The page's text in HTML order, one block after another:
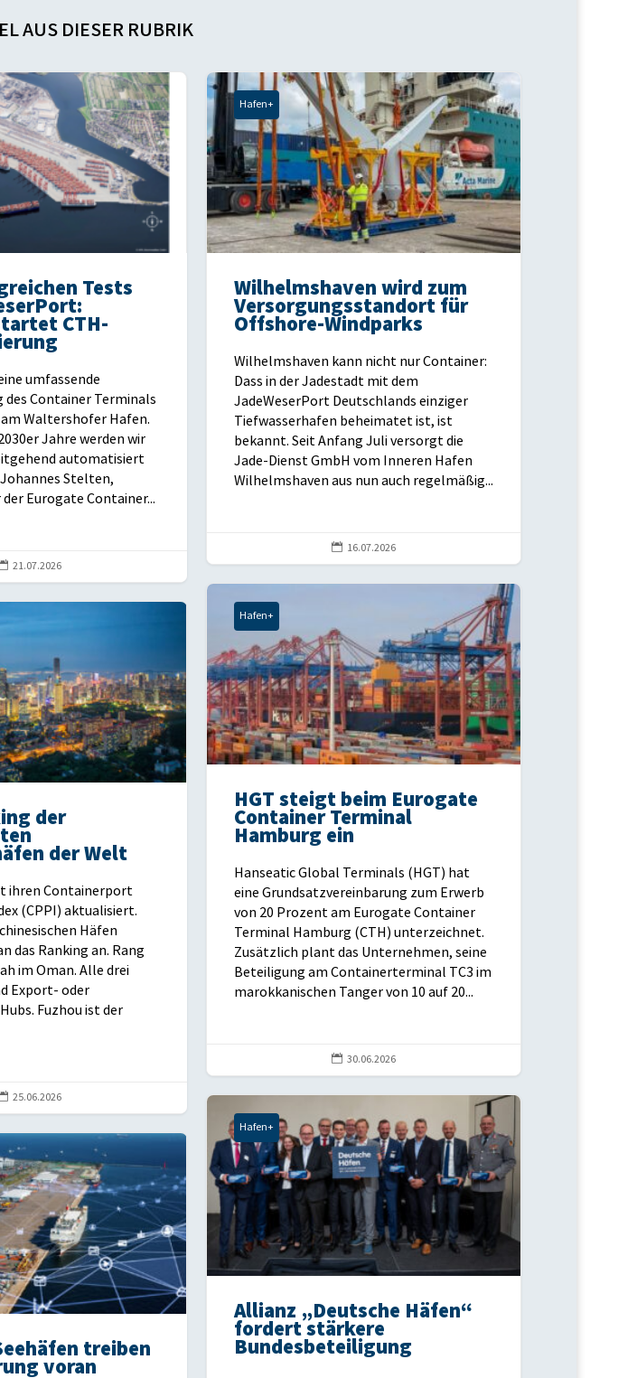
AUS DIESER RUBRIK
Tests
CTH-
umfassende
Container Terminals
Waltershofer Hafen.
Jahre werden wir
automatisiert
Stelten,
Eurogate Container...
21.07.2026
Hafen+
Wilhelmshaven wird zum
Versorgungsstandort für
Offshore-Windparks
Wilhelmshaven kann nicht nur Container:
Dass in der Jadestadt mit dem
JadeWeserPort Deutschlands einziger
Tiefwasserhafen beheimatet ist, ist
bekannt. Seit Anfang Juli versorgt die
Jade-Dienst GmbH vom Inneren Hafen
Wilhelmshaven aus nun auch regelmäßig...
 16.07.2026
Hafen+
HGT steigt beim Eurogate
Container Terminal
Hamburg ein
Hanseatic Global Terminals (HGT) hat
eine Grundsatzvereinbarung zum Erwerb
von 20 Prozent am Eurogate Container
Terminal Hamburg (CTH) unterzeichnet.
Zusätzlich plant das Unternehmen, seine
Beteiligung am Containerterminal TC3 im
marokkanischen Tanger von 10 auf 20...
 30.06.2026
der
der Welt
ihren Containerport
(CPPI) aktualisiert.
Häfen
das Ranking an. Rang
im Oman. Alle drei
Export- oder
Fuzhou ist der
25.06.2026
Hafen+
Allianz „Deutsche Häfen“
fordert stärkere
Bundesbeteiligung
treiben
voran